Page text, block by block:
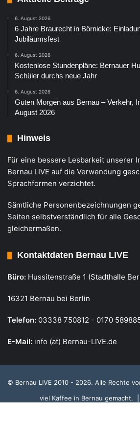
6. August 2026
6 Jahre Braurecht in Börnicke:
Jubiläumsfest
6. August 2026
Kostenlose Stundenpläne: Bernauer
Schüler durchs neue Jahr
6. August 2026
Guten Morgen aus Bernau – Verkehr,
August 2026
Hinweis
Für eine bessere Lesbarkeit unserer
Bernau LIVE auf die Verwendung
Sprachformen verzichtet.
Sämtliche Personenbezeichnungen
Seiten selbstverständlich für alle
gleichermaßen.
Kontaktdaten Bernau LIVE
Büro: Hussitenstraße 1 (Stadthalle
16321 Bernau bei Berlin
Telefon: 03338 750812 - 0170
E-Mail: info (at) Bernau-LIVE.de
© Bernau LIVE 2010 - 2026. Alle Rechte
viel Kaffee in Bernau gemacht.